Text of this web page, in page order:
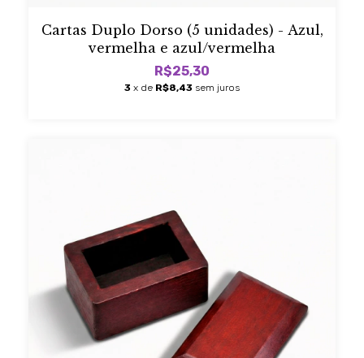
Cartas Duplo Dorso (5 unidades) - Azul,
vermelha e azul/vermelha
R$25,30
3 x de R$8,43 sem juros